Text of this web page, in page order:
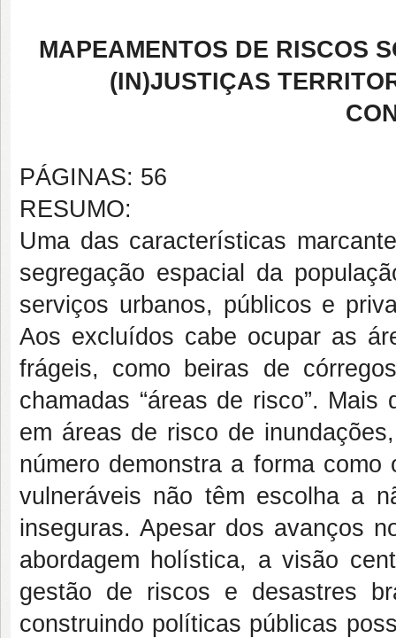
MAPEAMENTOS DE RISCOS
(IN)JUSTIÇAS
PÁGINAS: 56
RESUMO:
Uma das características
segregação espacial da
serviços urbanos, públicos e
Aos excluídos cabe ocupar as
frágeis, como beiras de
chamadas “áreas de risco”.
em áreas de risco de
número demonstra a forma
vulneráveis não têm escolha a
inseguras. Apesar dos avanços
abordagem holística, a visão
gestão de riscos e desastres
construindo políticas públicas